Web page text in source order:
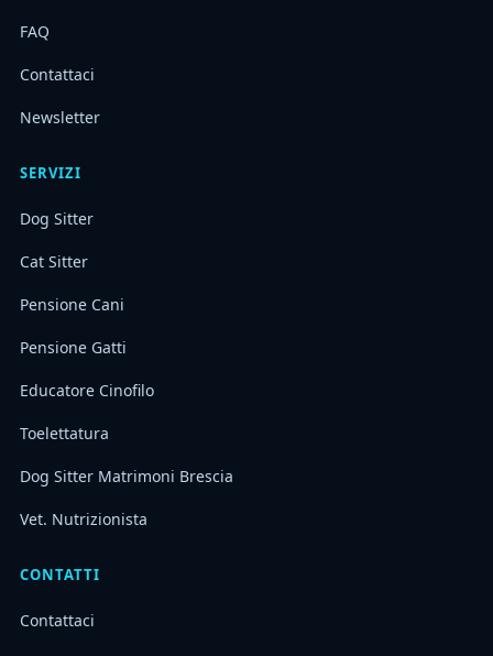
FAQ
Contattaci
Newsletter
SERVIZI
Dog Sitter
Cat Sitter
Pensione Cani
Pensione Gatti
Educatore Cinofilo
Toelettatura
Dog Sitter Matrimoni Brescia
Vet. Nutrizionista
CONTATTI
Contattaci